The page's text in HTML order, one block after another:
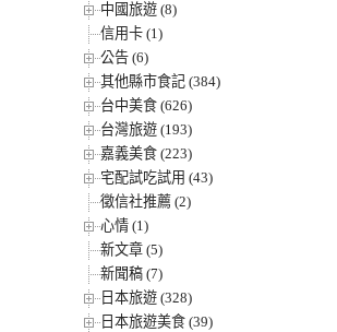
中國旅遊 (8)
信用卡 (1)
公告 (6)
其他縣市食記 (384)
台中美食 (626)
台灣旅遊 (193)
嘉義美食 (223)
宅配試吃試用 (43)
徵信社推薦 (2)
心情 (1)
新文章 (5)
新聞稿 (7)
日本旅遊 (328)
日本旅遊美食 (39)